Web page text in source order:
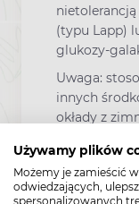
Używamy plików
Możemy je zamieścić
odwiedzających,
spersonalizowanych
(typu Lapp)
glukozy-
Uwaga:
innych
okłady z
Dzieci i
leku u dzieci